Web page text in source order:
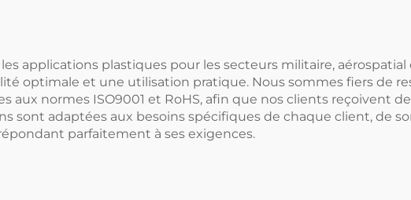
applications plastiques pour les secteurs militaire,
optimale et une utilisation pratique. Nous sommes fiers de
aux normes ISO9001 et RoHS, afin que nos clients reçoivent
sont adaptées aux besoins spécifiques de chaque client, de
parfaitement à ses exigences.